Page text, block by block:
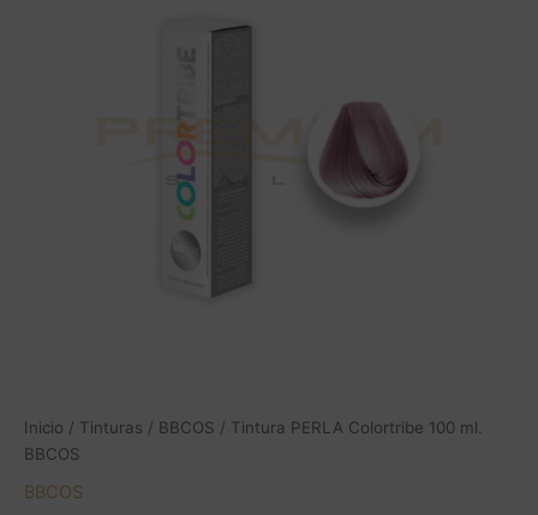
Inicio / Tinturas / BBCOS / Tintura PERLA Colortribe 100 ml.
BBCOS
BBCOS